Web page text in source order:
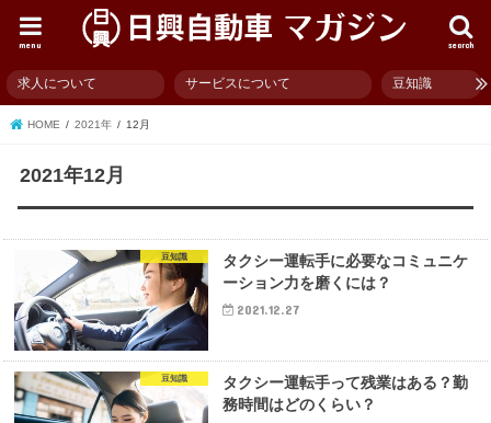
search
menu
求人について サービスについて 豆知識
HOME 2021年 12月
2021年12月
豆知識
タクシー運転手に必要なコミュニケ
ーション力を磨くには？
2021.12.27
豆知識
タクシー運転手って残業はある？勤
務時間はどのくらい？